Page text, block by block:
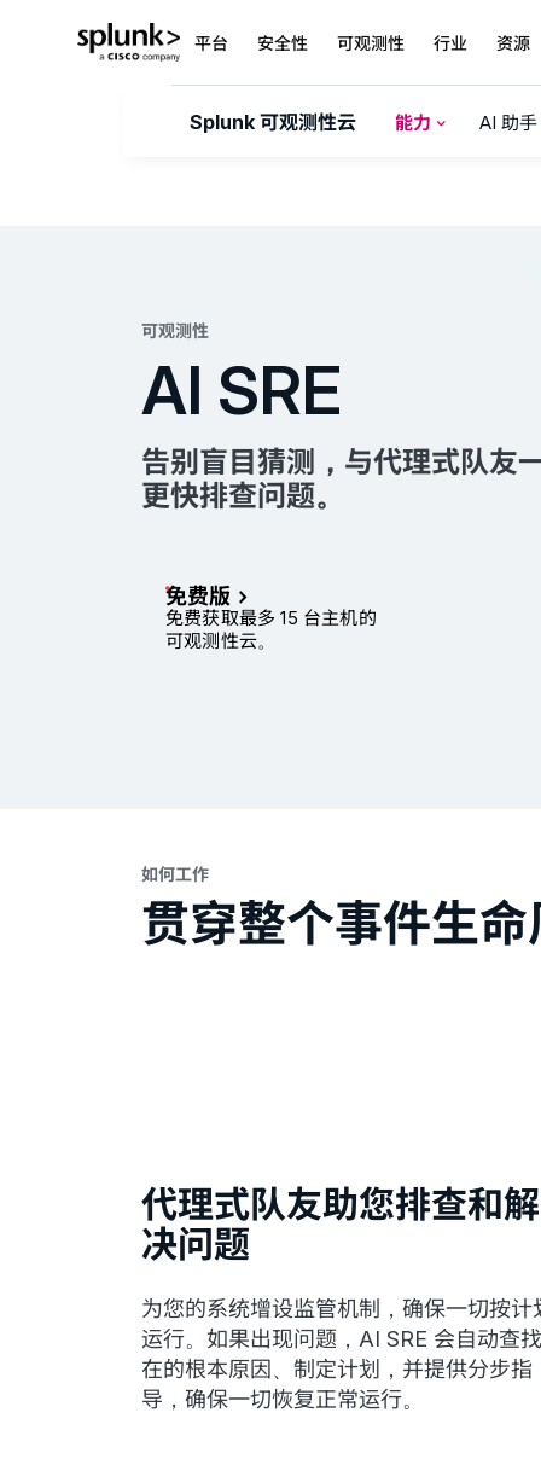
平台 安全性 可观测性 行业 资源
Splunk 可观测性云 能力 AI 助手
可观测性
AI SRE
告别盲目猜测，与代理式队友
更快排查问题。
免费版
免费获取最多 15 台主机的
可观测性云。
如何工作
贯穿整个事件生
代理式队友助您排查和解
决问题
为您的系统增设监管机制，确保一切按计
运行。如果出现问题，AI SRE 会自动查
在的根本原因、制定计划，并提供分步指
导，确保一切恢复正常运行。